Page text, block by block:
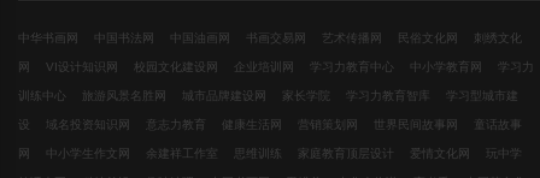
中华书画网 中国书法网 中国油画网 书画交易网 艺术传播网 民俗文化网 刺绣文化
网 VI设计知识网 校园文化建设网 企业培训网 学习力教育中心 中小学教育网 学习力
训练中心 旅游风景名胜网 城市品牌建设网 家长学院 学习力教育智库 学习型城市建
设 域名投资知识网 意志力教育 健康生活网 营销策划网 世界民间故事网 童话故事
网 中小学生作文网 余建祥工作室 思维训练 家庭教育顶层设计 爱情文化网 玩中学